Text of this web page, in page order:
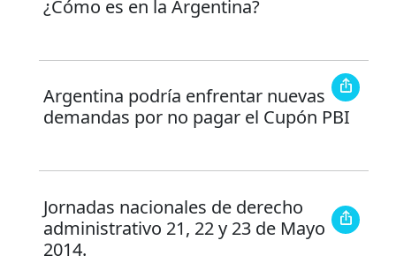
¿Cómo es en la Argentina?
Argentina podría enfrentar nuevas
demandas por no pagar el Cupón PBI
Jornadas nacionales de derecho
administrativo 21, 22 y 23 de Mayo
2014.